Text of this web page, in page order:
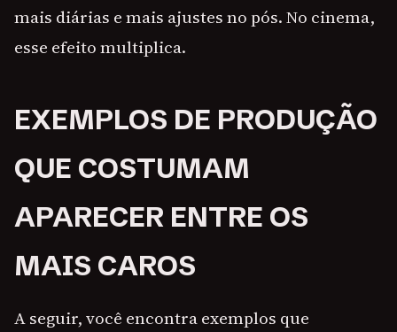
mais diárias e mais ajustes no pós. No cinema,
esse efeito multiplica.
EXEMPLOS DE PRODUÇÃO
QUE COSTUMAM
APARECER ENTRE OS
MAIS CAROS
A seguir, você encontra exemplos que